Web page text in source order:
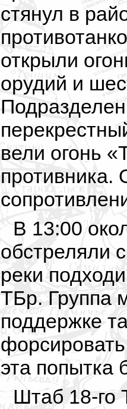
стянул в
открыли
орудий и
вели огонь
противника.
В 13:00
обстреляли
реки
ТБр. Группа
поддержке
эта попытка
Штаб 18-го